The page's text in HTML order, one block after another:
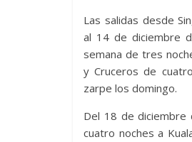
Las salidas desde
al 14 de diciembre
semana de tres
y Cruceros de
zarpe los domingo.
Del 18 de
cuatro noches a